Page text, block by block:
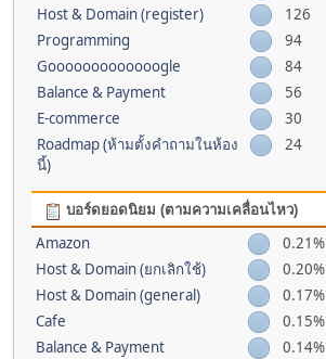
Host & Domain (register)
126
Programming
94
Gooooooooooooogle
84
Balance & Payment
56
E-commerce
30
Roadmap (ห้ามตั้งคำถามในห้อง
นี้)
24
บอร์ดยอดนิยม (ตามความเคลื่อนไหว)
Amazon
0.21%
Host & Domain (ยกเลิกใช้)
0.20%
Host & Domain (general)
0.17%
Cafe
0.15%
Balance & Payment
0.14%